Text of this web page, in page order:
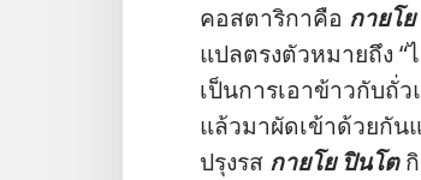
คอสตาริกา​คือ กายโ
แปล​ตรง​ตัว​หมาย​ถึง “
เป็น​การ​เอา​ข้าว​กับ​ถั่ว​
แล้ว​มา​ผัด​เข้า​ด้วย​กัน​
ปรุง​รส กายโย ปินโต